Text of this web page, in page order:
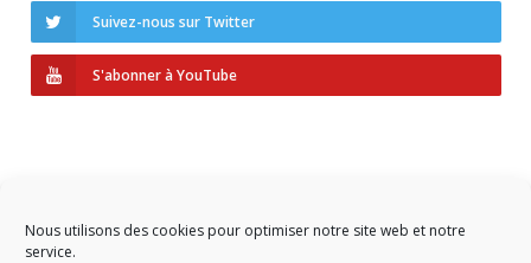
Nous utilisons des cookies pour optimiser notre site web et notre
service.
Suivez-nous sur Twitter
S'abonner à YouTube